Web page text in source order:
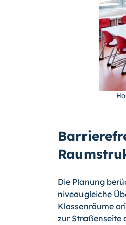
Die Planung
niveaugleiche
Klassenräume
zur Straßenseite